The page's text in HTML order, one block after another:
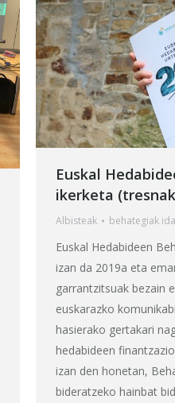
Euskal
ikerketa
Albisteak behategiak
Euskal Hedabideen
izan da 2019a eta
garrantzitsuak bezain
euskarazko
hasierako gertakari
hedabideen
izan den honetan,
bideratzeko hainbat